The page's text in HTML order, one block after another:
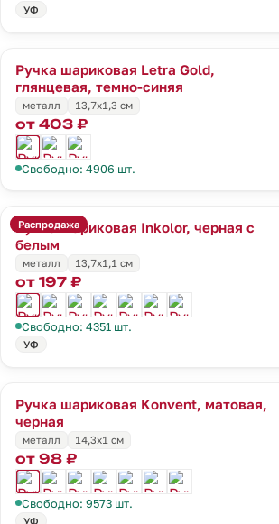
УФ
Ручка шариковая Letra Gold,
глянцевая, темно-синяя
металл 13,7х1,3 см
от 403 ₽
Свободно: 4906 шт.
Распродажа
Ручка шариковая Inkolor, черная с
белым
металл 13,7х1,1 см
от 197 ₽
Свободно: 4351 шт.
УФ
Ручка шариковая Konvent, матовая,
черная
металл 14,3х1 см
от 98 ₽
Свободно: 9573 шт.
УФ